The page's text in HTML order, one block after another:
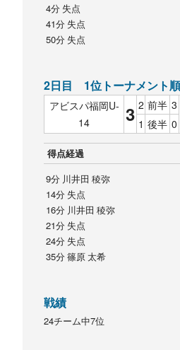
4分 失点
41分 失点
50分 失点
2日目 1位トーナメント
アビスパ福岡U-
14
3 2 前半 3
1 後半 0
得点経過
9分 川井田 稜弥
14分 失点
16分 川井田 稜弥
21分 失点
24分 失点
35分 篠原 太希
戦績
24チーム中7位